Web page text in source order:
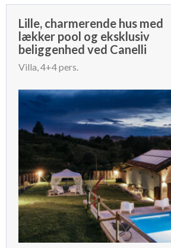
Lille, charmerende hus med
lækker pool og eksklusiv
beliggenhed ved Canelli
Villa, 4+4 pers.